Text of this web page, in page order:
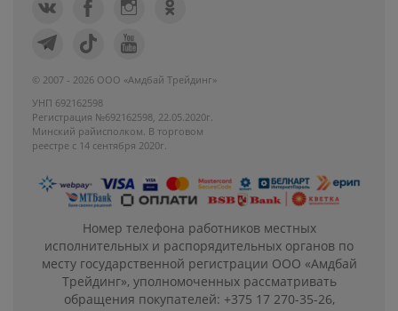
© 2007 - 2026 ООО «Амдбай Трейдинг»
УНП 692162598
Регистрация №692162598, 22.05.2020г.
Минский райисполком. В торговом
реестре с 14 сентября 2020г.
Номер телефона работников местных
исполнительных и распорядительных органов по
месту государственной регистрации ООО «Амдбай
Трейдинг», уполномоченных рассматривать
обращения покупателей: +375 17 270-35-26,